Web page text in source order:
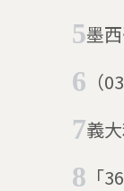
墨
（
法
義
「